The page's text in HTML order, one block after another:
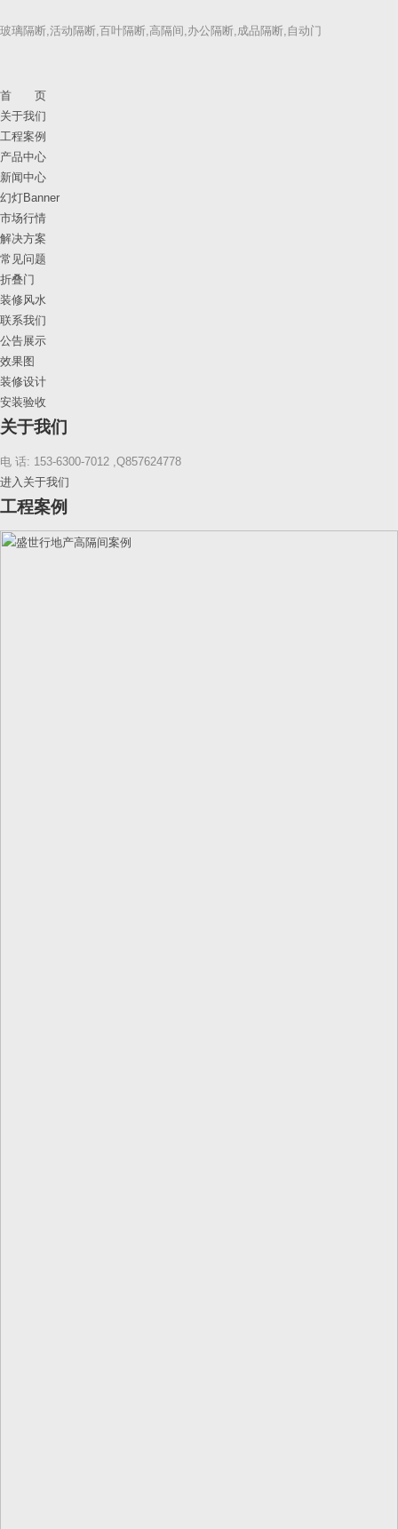
玻璃隔断,活动隔断,百叶隔断,高隔间,办公隔断,成品隔断,自动门
首 页
关于我们
工程案例
产品中心
新闻中心
幻灯Banner
市场行情
解决方案
常见问题
折叠门
装修风水
联系我们
公告展示
效果图
装修设计
安装验收
关于我们
电 话: 153-6300-7012 ,Q857624778
进入关于我们
工程案例